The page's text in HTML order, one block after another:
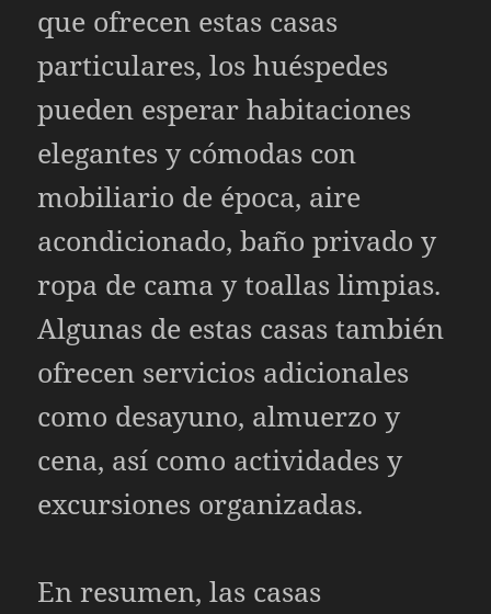
que ofrecen estas casas
particulares, los huéspedes
pueden esperar habitaciones
elegantes y cómodas con
mobiliario de época, aire
acondicionado, baño privado y
ropa de cama y toallas limpias.
Algunas de estas casas también
ofrecen servicios adicionales
como desayuno, almuerzo y
cena, así como actividades y
excursiones organizadas.
En resumen, las casas